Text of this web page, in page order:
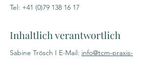
Tel: +41 (0)79 138 16 17
Inhaltlich verantwortlich
Sabine Trösch I E-Mail: info@tcm-praxis-